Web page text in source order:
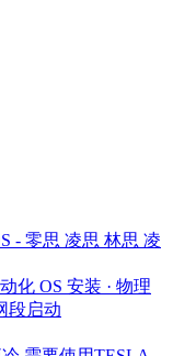
- 零思 凌思 林思 凌
化 OS 安装 · 物理
段启动